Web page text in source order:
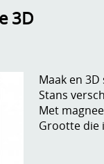
3D
Maak en
Stans
Met
Grootte die